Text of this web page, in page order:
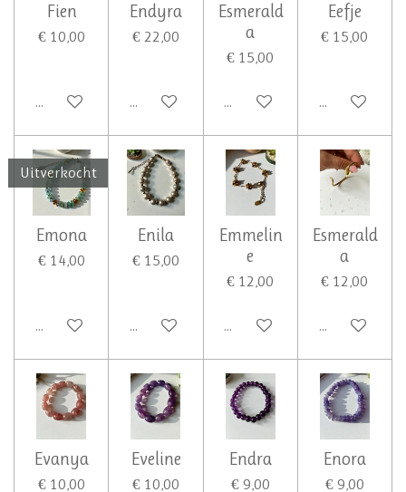
Fien
€ 10,00
In winkelwagen
Endyra
€ 22,00
In winkelwagen
Esmerald
a
€ 15,00
In winkelwagen
Eefje
€ 15,00
In
Uitverkocht
Emona
€ 14,00
Houd mij op de hoogte
Enila
€ 15,00
In winkelwagen
Emmelin
e
€ 12,00
In winkelwagen
Esmerald
a
€ 12,00
In
Evanya
€ 10,00
Eveline
€ 10,00
Endra
€ 9,00
Enora
€ 9,00